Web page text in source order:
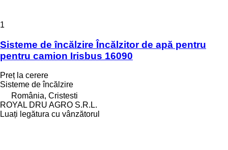
1
Sisteme de încălzire Încălzitor de apă pentru
pentru camion Irisbus 16090
Preț la cerere
Sisteme de încălzire
România, Cristesti
ROYAL DRU AGRO S.R.L.
Luați legătura cu vânzătorul